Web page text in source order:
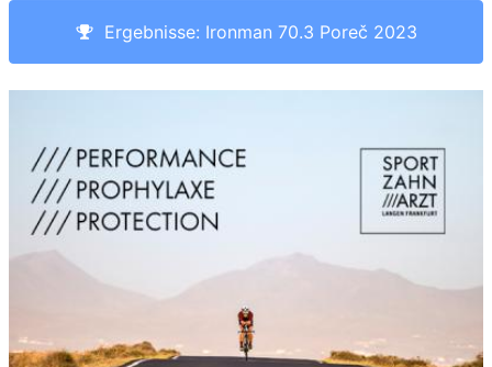
Ergebnisse: Ironman 70.3 Poreč 2023